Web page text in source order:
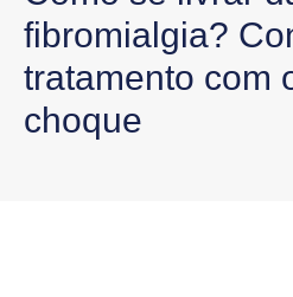
fibromialgia?
tratamento com
choque